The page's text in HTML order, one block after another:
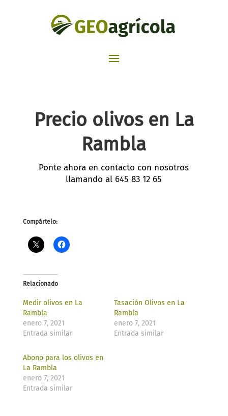
Precio olivos en La
Rambla
Ponte ahora en contacto con nosotros
llamando al 645 83 12 65
Compártelo:
Relacionado
Medir olivos en La
Rambla
enero 7, 2021
Entrada similar
Tasación Olivos en La
Rambla
enero 7, 2021
Entrada similar
Abono para los olivos en
La Rambla
enero 7, 2021
Entrada similar